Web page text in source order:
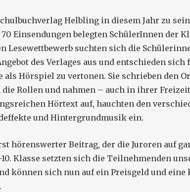
Helbling in diesem Jahr zu
Einsendungen belegten SchülerInnen der
Lesewettbewerb suchten sich die
des Verlages aus und entschieden sich
als Hörspiel zu vertonen. Sie schrieben den
Rollen und nahmen – auch in ihrer
Hörtext auf, hauchten den
und Hintergrundmusik ein.
hörenswerter Beitrag, der die Juroren auf
Klasse setzten sich die Teilnehmenden
können sich nun auf ein Preisgeld und eine